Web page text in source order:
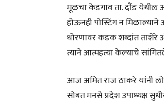
मूळचा केडगाव ता. दौंड येथील
होऊनही पोस्टिंग न मिळाल्याने
धोरणावर कडक शब्दांत ताशेरे
त्याने आत्महत्या केल्याचे
आज अमित राज ठाकरे यांनी
सोबत मनसे प्रदेश उपाध्यक्ष